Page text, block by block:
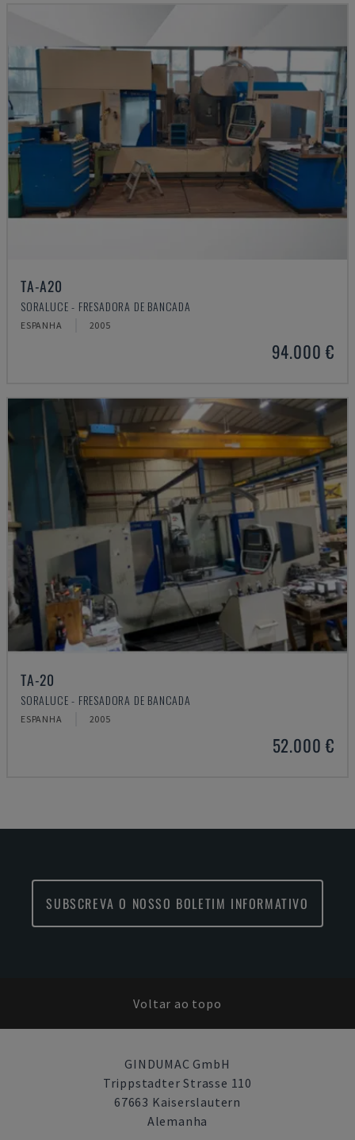
TA-A20
SORALUCE - FRESADORA DE BANCADA
ESPANHA 2005
94.000 €
TA-20
SORALUCE - FRESADORA DE BANCADA
ESPANHA 2005
52.000 €
SUBSCREVA O NOSSO BOLETIM INFORMATIVO
Voltar ao topo
GINDUMAC GmbH
Trippstadter Strasse 110
67663 Kaiserslautern
Alemanha